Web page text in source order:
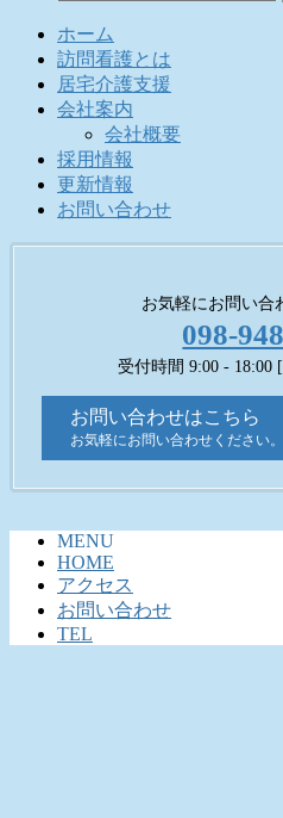
ホーム
訪問看護とは
居宅介護支援
会社案内
会社概要
採用情報
更新情報
お問い合わせ
お気軽にお問い合
098-
受付時間 9:00 - 18:00
お問い合わせはこちら
お気軽にお問い合わせください。
MENU
HOME
アクセス
お問い合わせ
TEL